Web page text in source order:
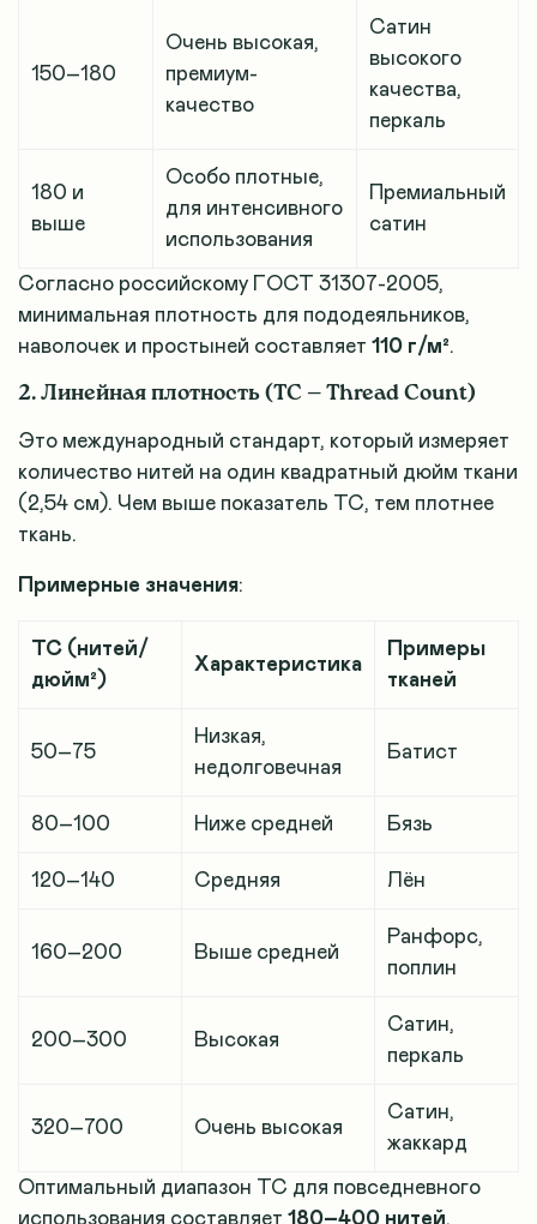
150–180
Очень высокая,
премиум-
качество
Сатин
высокого
качества,
перкаль
180 и
выше
Особо плотные,
для интенсивного
использования
Премиальный
сатин
Согласно российскому ГОСТ 31307-2005,
минимальная плотность для пододеяльников,
наволочек и простыней составляет 110 г/м².
2. Линейная плотность (TC — Thread Count)
Это международный стандарт, который измеряет
количество нитей на один квадратный дюйм ткани
(2,54 см). Чем выше показатель TC, тем плотнее
ткань.
Примерные значения:
TC (нитей/
дюйм²)
Характеристика
Примеры
тканей
50–75
Низкая,
недолговечная
Батист
80–100 Ниже средней Бязь
120–140 Средняя Лён
160–200 Выше средней
Ранфорс,
поплин
200–300 Высокая
Сатин,
перкаль
320–700 Очень высокая
Сатин,
жаккард
Оптимальный диапазон TC для повседневного
использования составляет 180–400 нитей.